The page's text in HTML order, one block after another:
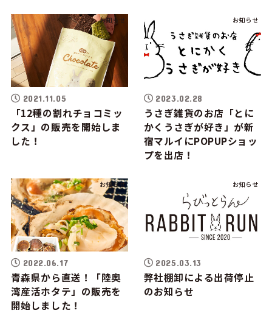
お知らせ
2021.11.05
「12種の割れチョコミッ
クス」の販売を開始しま
した！
お知らせ
2023.02.28
うさぎ雑貨のお店「とに
かくうさぎが好き」が新
宿マルイにPOPUPショッ
プを出店！
お知らせ
2022.06.17
青森県から直送！「陸奥
湾産活ホタテ」の販売を
開始しました！
お知らせ
2025.03.13
弊社棚卸による出荷停止
のお知らせ